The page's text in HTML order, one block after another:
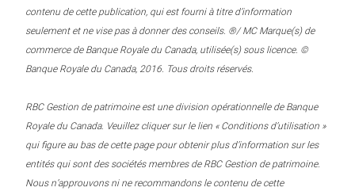
contenu de cette publication, qui est fourni à titre d’information
seulement et ne vise pas à donner des conseils. ®/ MC Marque(s) de
commerce de Banque Royale du Canada, utilisée(s) sous licence. ©
Banque Royale du Canada, 2016. Tous droits réservés.
RBC Gestion de patrimoine est une division opérationnelle de Banque
Royale du Canada. Veuillez cliquer sur le lien « Conditions d’utilisation »
qui figure au bas de cette page pour obtenir plus d’information sur les
entités qui sont des sociétés membres de RBC Gestion de patrimoine.
Nous n’approuvons ni ne recommandons le contenu de cette